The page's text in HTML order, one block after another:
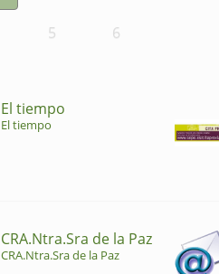
5 6
El tiempo
El tiempo
CRA.Ntra.Sra de la Paz
CRA.Ntra.Sra de la Paz